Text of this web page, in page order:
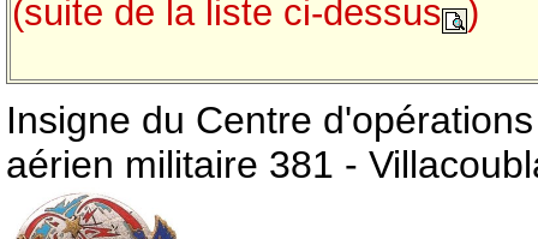
(suite de la liste ci-dessus )
Insigne du Centre
aérien militaire 381 -